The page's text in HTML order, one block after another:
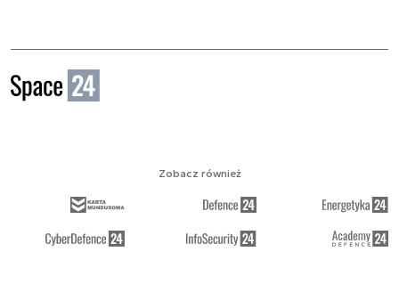
Zobacz również